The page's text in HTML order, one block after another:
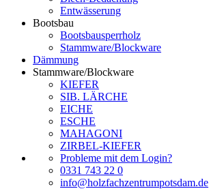
Entwässerung
Bootsbau
Bootsbausperrholz
Stammware/Blockware
Dämmung
Stammware/Blockware
KIEFER
SIB. LÄRCHE
EICHE
ESCHE
MAHAGONI
ZIRBEL-KIEFER
Probleme mit dem Login?
0331 743 22 0
info@holzfachzentrumpotsdam.de